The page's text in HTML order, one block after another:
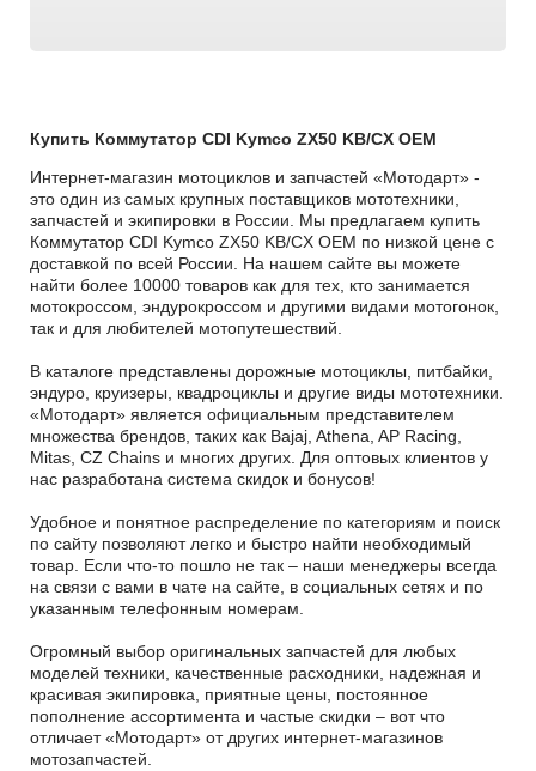
Купить Коммутатор CDI Kymco ZX50 KB/CX OEM
Интернет-магазин мотоциклов и запчастей «Мотодарт» -
это один из самых крупных поставщиков мототехники,
запчастей и экипировки в России. Мы предлагаем купить
Коммутатор CDI Kymco ZX50 KB/CX OEM по низкой цене с
доставкой по всей России. На нашем сайте вы можете
найти более 10000 товаров как для тех, кто занимается
мотокроссом, эндурокроссом и другими видами мотогонок,
так и для любителей мотопутешествий.
В каталоге представлены дорожные мотоциклы, питбайки,
эндуро, круизеры, квадроциклы и другие виды мототехники.
«Мотодарт» является официальным представителем
множества брендов, таких как Bajaj, Athena, AP Racing,
Mitas, CZ Chains и многих других. Для оптовых клиентов у
нас разработана система скидок и бонусов!
Удобное и понятное распределение по категориям и поиск
по сайту позволяют легко и быстро найти необходимый
товар. Если что-то пошло не так – наши менеджеры всегда
на связи с вами в чате на сайте, в социальных сетях и по
указанным телефонным номерам.
Огромный выбор оригинальных запчастей для любых
моделей техники, качественные расходники, надежная и
красивая экипировка, приятные цены, постоянное
пополнение ассортимента и частые скидки – вот что
отличает «Мотодарт» от других интернет-магазинов
мотозапчастей.